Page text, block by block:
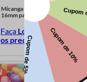
Micanga Entremeio da Paz R10
16mm pacote com 500g
Faça Login paravisualizar
os preços